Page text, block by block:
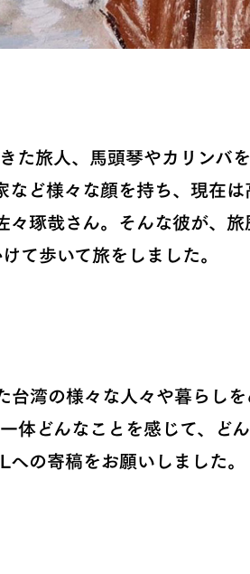
た旅人、馬頭琴やカリンバ
など様々な顔を持ち、現在
々琢哉さん。そんな彼が、
て歩いて旅をしました。
台湾の様々な人々や暮らし
体どんなことを感じて、ど
の寄稿をお願いしました。